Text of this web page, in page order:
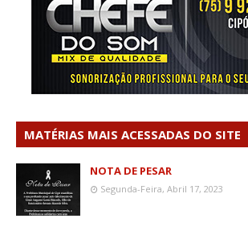
MATÉRIAS MAIS ACESSADAS DO SITE
NOTA DE PESAR
Segunda-Feira, Abril 17, 2023